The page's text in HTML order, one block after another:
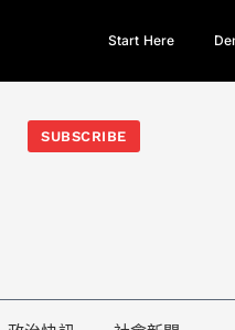
今日熱門新聞TOP3｜西拉雅族正
Start Here
SUBSCRIBE